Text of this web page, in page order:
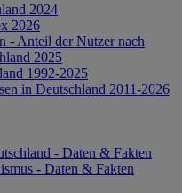
2024
2026
- Anteil der Nutzer nach
2025
1992-2025
in Deutschland 2011-2026
- Daten & Fakten
- Daten & Fakten